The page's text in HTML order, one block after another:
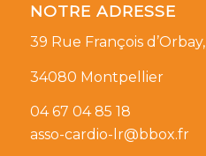
NOTRE ADRESSE
39 Rue François d’Orbay,
34080 Montpellier
04 67 04 85 18
asso-cardio-lr@bbox.fr